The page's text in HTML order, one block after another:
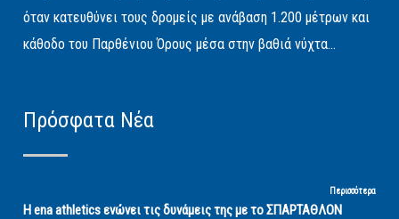
όταν κατευθύνει τους δρομείς με ανάβαση 1.200 μέτρων και
κάθοδο του Παρθένιου Όρους μέσα στην βαθιά νύχτα...
Πρόσφατα Νέα
Περισσότερα
Η ena athletics ενώνει τις δυνάμεις της με το ΣΠΑΡΤΑΘΛΟΝ